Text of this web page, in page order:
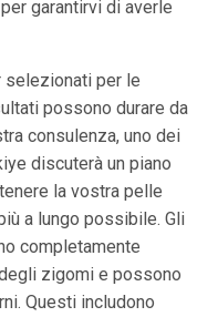
garantirvi di averle
selezionati per le
possono durare da
consulenza, uno dei
discuterà un piano
la vostra pelle
a lungo possibile. Gli
completamente
zigomi e possono
Questi includono